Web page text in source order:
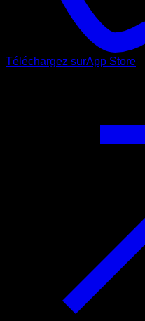
Téléchargez surApp Store